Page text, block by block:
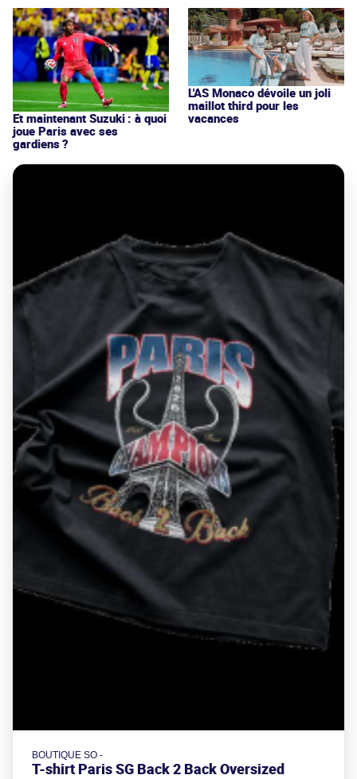
Et maintenant Suzuki : à quoi
joue Paris avec ses
gardiens ?
L'AS Monaco dévoile un joli
maillot third pour les
vacances
BOUTIQUE SO -
T-shirt Paris SG Back 2 Back Oversized